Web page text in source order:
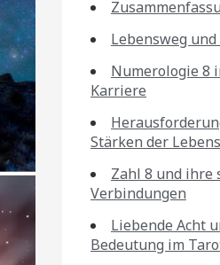
Lebensweg
Numerologie 8
Karriere
Stärken der
Zahl 8 und
Verbindungen
Liebende Acht
Bedeutung im